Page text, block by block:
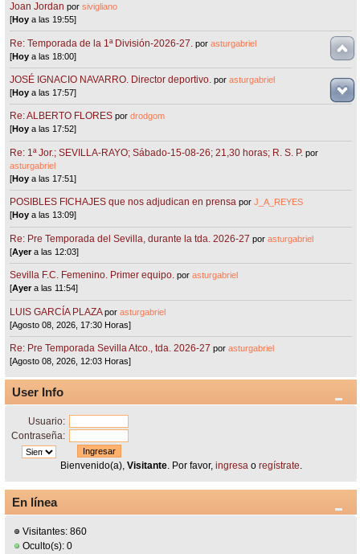
Joan Jordan porsivigliano
[Hoy a las 19:55]
Re: Temporada de la 1ª División-2026-27. porasturgabriel
[Hoy a las 18:00]
JOSÉ IGNACIO NAVARRO. Director deportivo. porasturgabriel
[Hoy a las 17:57]
Re: ALBERTO FLORES pordrodgom
[Hoy a las 17:52]
Re: 1ª Jor.; SEVILLA-RAYO; Sábado-15-08-26; 21,30 horas; R. S. P. por
asturgabriel
[Hoy a las 17:51]
POSIBLES FICHAJES que nos adjudican en prensa porJ_A_REYES
[Hoy a las 13:09]
Re: Pre Temporada del Sevilla, durante la tda. 2026-27 porasturgabriel
[Ayera las 12:03]
Sevilla F.C. Femenino. Primer equipo. porasturgabriel
[Ayera las 11:54]
LUIS GARCÍA PLAZA porasturgabriel
[Agosto 08, 2026, 17:30 Horas]
Re: Pre Temporada Sevilla Atco., tda. 2026-27 porasturgabriel
[Agosto 08, 2026, 12:03 Horas]
User Info
Usuario:
Contraseña:
Bienvenido(a), Visitante. Por favor, ingresao regístrate.
En línea
Visitantes: 860
Oculto(s): 0